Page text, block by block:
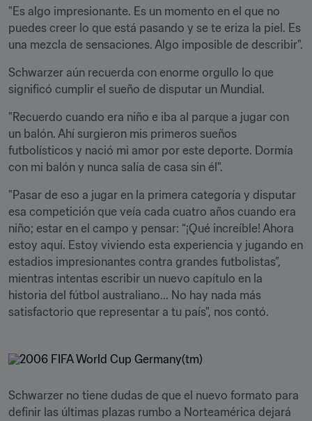
"Es algo impresionante. Es un momento en el que no
puedes creer lo que está pasando y se te eriza la piel. Es
una mezcla de sensaciones. Algo imposible de describir".
Schwarzer aún recuerda con enorme orgullo lo que
significó cumplir el sueño de disputar un Mundial.
"Recuerdo cuando era niño e iba al parque a jugar con
un balón. Ahí surgieron mis primeros sueños
futbolísticos y nació mi amor por este deporte. Dormía
con mi balón y nunca salía de casa sin él".
"Pasar de eso a jugar en la primera categoría y disputar
esa competición que veía cada cuatro años cuando era
niño; estar en el campo y pensar: “¡Qué increíble! Ahora
estoy aquí. Estoy viviendo esta experiencia y jugando en
estadios impresionantes contra grandes futbolistas”,
mientras intentas escribir un nuevo capítulo en la
historia del fútbol australiano... No hay nada más
satisfactorio que representar a tu país", nos contó.
Schwarzer no tiene dudas de que el nuevo formato para
definir las últimas plazas rumbo a Norteamérica dejará